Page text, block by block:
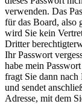
verwenden. Das
für das Board, also
wird Sie kein
Dritter
Ihr Passwort
habe mein
fragt Sie dann
und sendet
Adresse, mit dem